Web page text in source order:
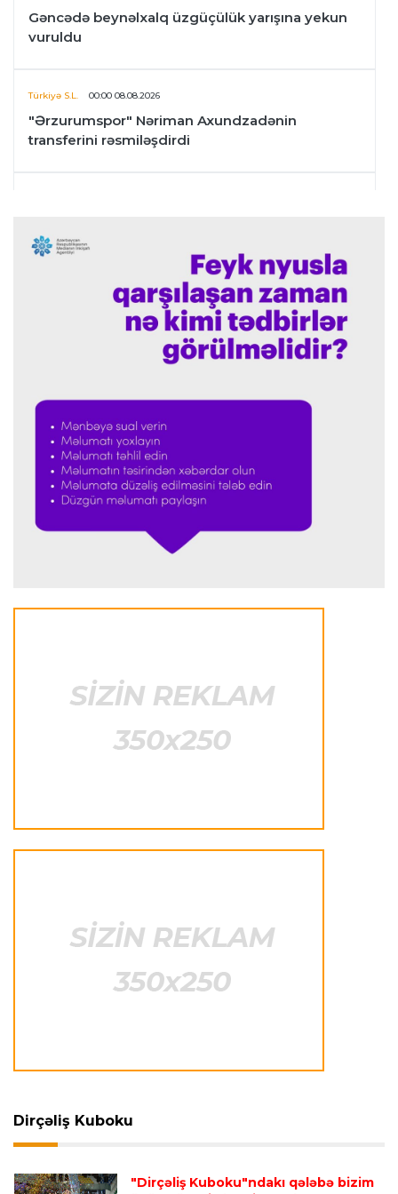
Gəncədə beynəlxalq üzgüçülük yarışına yekun
vuruldu
Türkiyə S.L. 00:00 08.08.2026
"Ərzurumspor" Nəriman Axundzadənin
transferini rəsmiləşdirdi
maraqlanır
23:57 07.08.2026
Lamin Yamal Kolumbiyada rep ifa etdi- VİDEO
Trek velosipedi üzrə Ölkə Kubokunda qaliblər
müəyyənləşdi
Transfer 23:44 07.08.2026
"Formula 1" pilotlarının 2026-cı il reytinqi
etməmişəm"
23:25 07.08.2026
"Onun istedadı uşaq yaşlarından bəlli idi"
Dirçəliş Kuboku
"Dirçəliş Kuboku"ndakı qələbə bizim